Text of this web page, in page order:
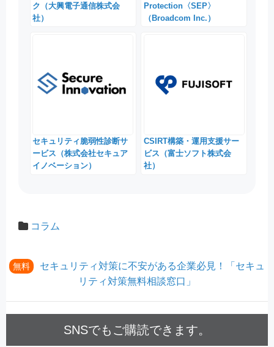
ク（大興電子通信株式会
社）
Protection〈SEP〉
（Broadcom Inc.）
セキュリティ脆弱性診断サ
ービス（株式会社セキュア
イノベーション）
CSIRT構築・運用支援サー
ビス（富士ソフト株式会
社）
コラム
無料
セキュリティ対策に不安がある企業必見！「セキュ
リティ対策無料相談窓口」
SNSでもご購読できます。